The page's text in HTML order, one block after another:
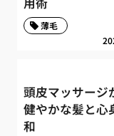
薄毛
頭皮マッサージ
健やかな髪と心
和